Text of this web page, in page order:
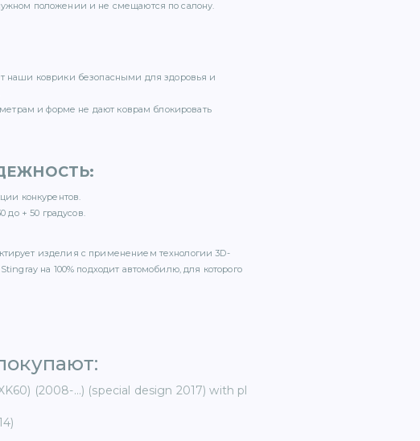
положении и не смещаются по салону.
наши коврики безопасными для здоровья и
и форме не дают коврам блокировать
:
конкурентов.
до + 50 градусов.
изделия с применением технологии 3D-
на 100% подходит автомобилю, для которого
(2008-...) (special design 2017) with pl